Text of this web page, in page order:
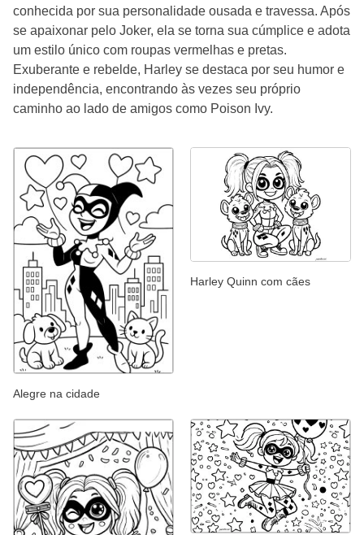
conhecida por sua personalidade ousada e travessa. Após
se apaixonar pelo Joker, ela se torna sua cúmplice e adota
um estilo único com roupas vermelhas e pretas.
Exuberante e rebelde, Harley se destaca por seu humor e
independência, encontrando às vezes seu próprio
caminho ao lado de amigos como Poison Ivy.
Alegre na cidade
Harley Quinn com cães